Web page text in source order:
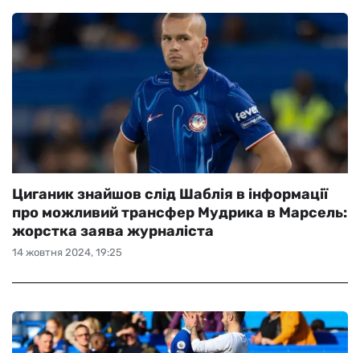
14 жовтня 2024, 19:25
Циганик знайшов слід Шаблія в інформації
про можливий трансфер Мудрика в Марсель:
жорстка заява журналіста